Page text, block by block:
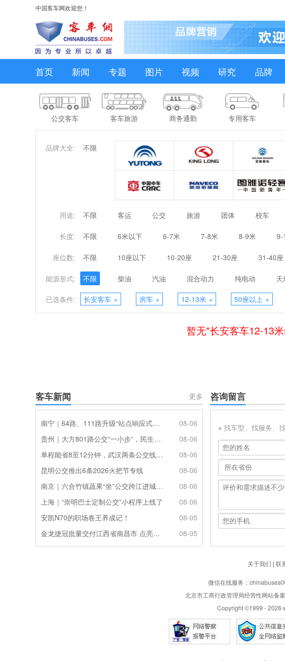
中国客车网欢迎您！
首页 新闻 专题 图片 视频 研究 品牌
公交客车 客车旅游 商务通勤 专用客车
品牌大全: 不限
用途: 不限 客运 公交 旅游 团体 校车
长度: 不限 6米以下 6-7米 7-8米 8-9米 9-
座位数: 不限 10座以下 10-20座 21-30座 31-40座
能源形式: 不限 柴油 汽油 混合动力 纯电动
已选条件: 长安客车 × 房车 × 12-13米 × 50座以上 ×
暂无"长安客车12-13
客车新闻 更多
南宁｜64路、111路升级“站点响应式停靠”
08-06
贵州｜大方801路公交“一小步”，民生幸福“一大步”
08-06
单程能省8至12分钟，武汉两条公交线路试点“按需停靠”
08-06
昆明公交推出6条2026火把节专线
08-06
南京｜六合竹镇蔬果“坐”公交跨江进城来源：新华日报
08-06
上海｜“崇明巴士定制公交”小程序上线了
08-06
安凯N70的职场卷王养成记！
08-05
金龙捷冠批量交付江西省南昌市 点亮城乡便民定制出行
08-05
咨询留言
※ 找车型、找服务、
关于我们 | 联
微信在线服务：
北京市工商行政管理局经营性网站备
Copyright ©1999 -2026